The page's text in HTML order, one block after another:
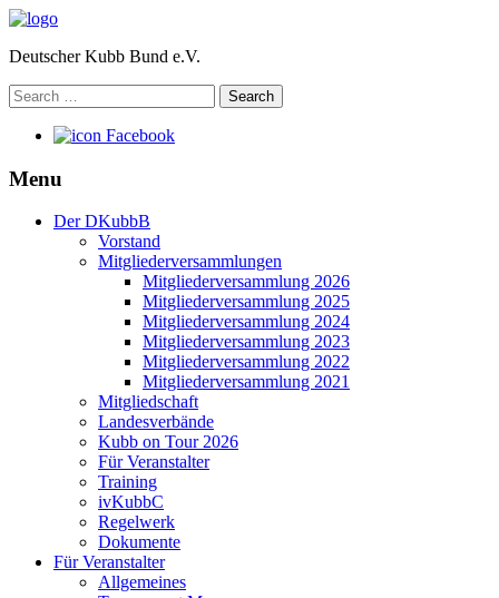
Deutscher Kubb Bund e.V.
Search
for:
Facebook
Menu
Der DKubbB
Vorstand
Mitgliederversammlungen
Mitgliederversammlung 2026
Mitgliederversammlung 2025
Mitgliederversammlung 2024
Mitgliederversammlung 2023
Mitgliederversammlung 2022
Mitgliederversammlung 2021
Mitgliedschaft
Landesverbände
Kubb on Tour 2026
Für Veranstalter
Training
ivKubbC
Regelwerk
Dokumente
Für Veranstalter
Allgemeines